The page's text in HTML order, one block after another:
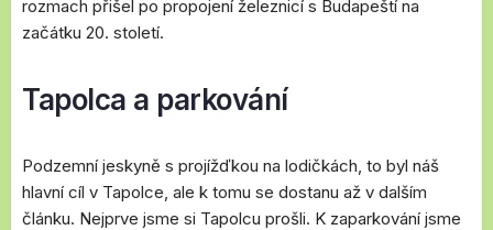
rozmach přišel po propojení železnicí s Budapeští na
začátku 20. století.
Tapolca a parkování
Podzemní jeskyně s projížďkou na lodičkách, to byl náš
hlavní cíl v Tapolce, ale k tomu se dostanu až v dalším
článku. Nejprve jsme si Tapolcu prošli. K zaparkování jsme